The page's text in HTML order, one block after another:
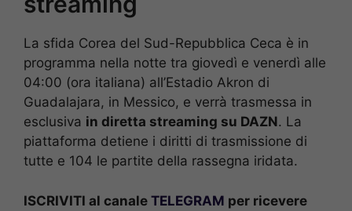
La sfida Corea del Sud-Repubblica Ceca è in
programma nella notte tra giovedì e venerdì alle
04:00 (ora italiana) all’Estadio Akron di
Guadalajara, in Messico, e verrà trasmessa in
esclusiva in diretta streaming su DAZN. La
piattaforma detiene i diritti di trasmissione di
tutte e 104 le partite della rassegna iridata.
ISCRIVITI al canale TELEGRAM per ricevere